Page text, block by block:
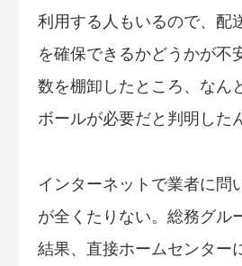
利用する人もいるので、配
を確保できるかどうかが不
数を棚卸したところ、なん
ボールが必要だと判明した
インターネットで業者に問
が全くたりない。総務グル
結果、直接ホームセンター